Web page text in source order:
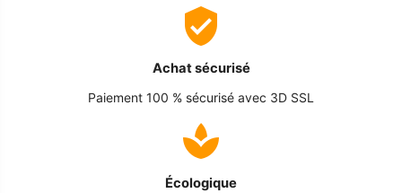
Achat sécurisé
Paiement 100 % sécurisé avec 3D SSL
Écologique